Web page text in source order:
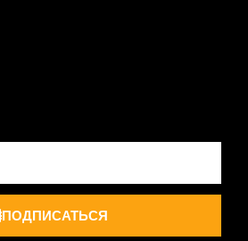
ПОДПИСАТЬСЯ